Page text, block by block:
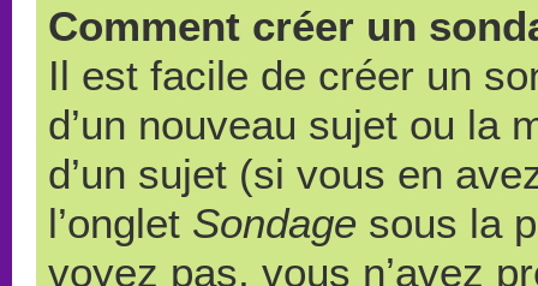
Comment créer un
Il est facile de créer un
d’un nouveau sujet ou la
d’un sujet (si vous en
l’onglet Sondage sous la
voyez pas, vous n’avez